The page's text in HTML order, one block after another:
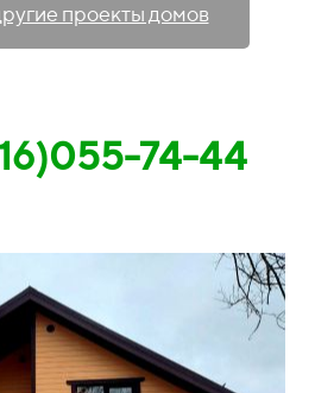
проекты домов
74-44